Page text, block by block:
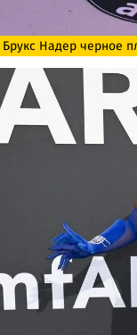
Брукс Надер черное